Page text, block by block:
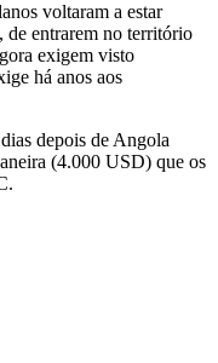
voltaram a estar
de entrarem no território
exigem visto
há anos aos
depois de Angola
(4.000 USD) que os